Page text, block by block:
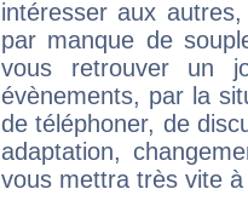
intéresser aux
par manque de
vous retrouver un
évènements, par la
de téléphoner, de
adaptation,
vous mettra très vite